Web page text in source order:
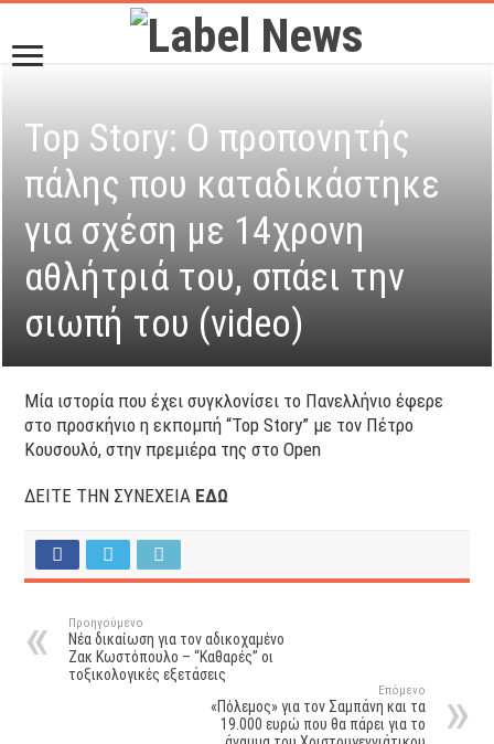
Top Story: Ο προπονητής
πάλης που καταδικάστηκε
για σχέση με 14χρονη
αθλήτριά του, σπάει την
σιωπή του (video)
Μία ιστορία που έχει συγκλονίσει το Πανελλήνιο έφερε
στο προσκήνιο η εκπομπή “Top Story” με τον Πέτρο
Κουσουλό, στην πρεμιέρα της στο Open
ΔΕΙΤΕ ΤΗΝ ΣΥΝΕΧΕΙΑ ΕΔΩ
Προηγούμενο
Νέα δικαίωση για τον αδικοχαμένο
Ζακ Κωστόπουλο – “Καθαρές” οι
τοξικολογικές εξετάσεις
Επόμενο
«Πόλεμος» για τον Σαμπάνη και τα
19.000 ευρώ που θα πάρει για το